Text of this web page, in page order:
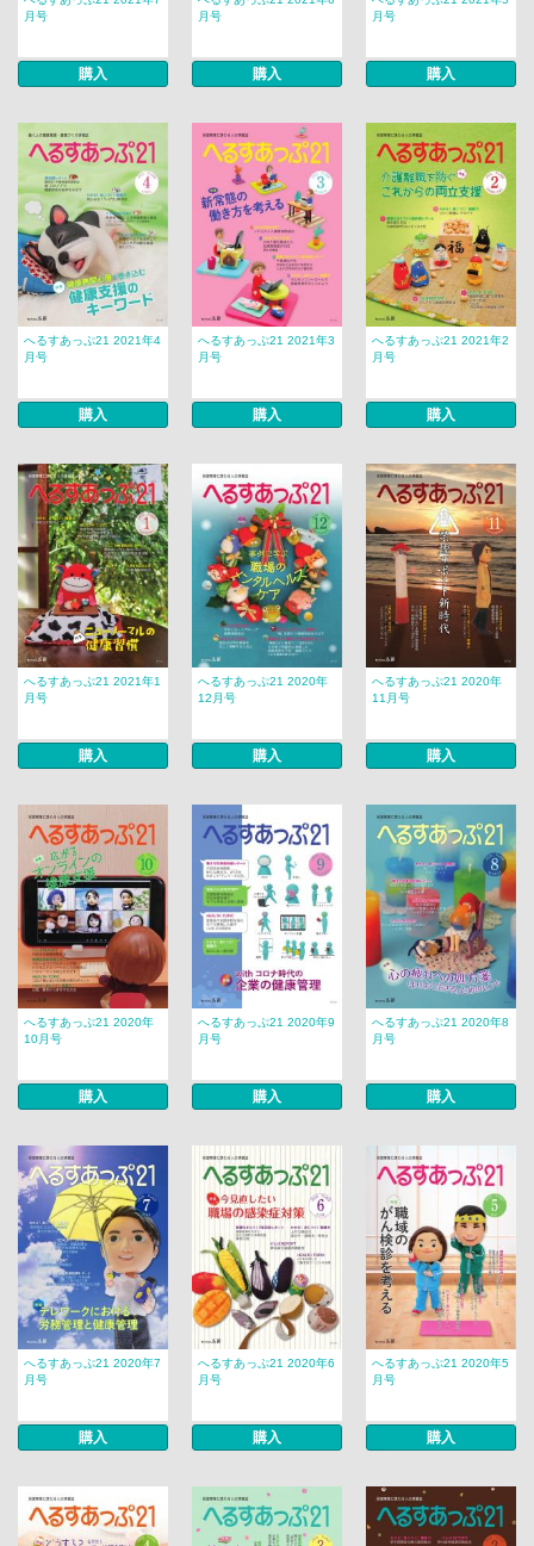
月号
購入
月号
購入
月号
購入
へるすあっぷ21 2021年4
月号
購入
へるすあっぷ21 2021年3
月号
購入
へるすあっぷ21 2021年2
月号
購入
へるすあっぷ21 2021年1
月号
購入
へるすあっぷ21 2020年
12月号
購入
へるすあっぷ21 2020年
11月号
購入
へるすあっぷ21 2020年
10月号
購入
へるすあっぷ21 2020年9
月号
購入
へるすあっぷ21 2020年8
月号
購入
へるすあっぷ21 2020年7
月号
購入
へるすあっぷ21 2020年6
月号
購入
へるすあっぷ21 2020年5
月号
購入